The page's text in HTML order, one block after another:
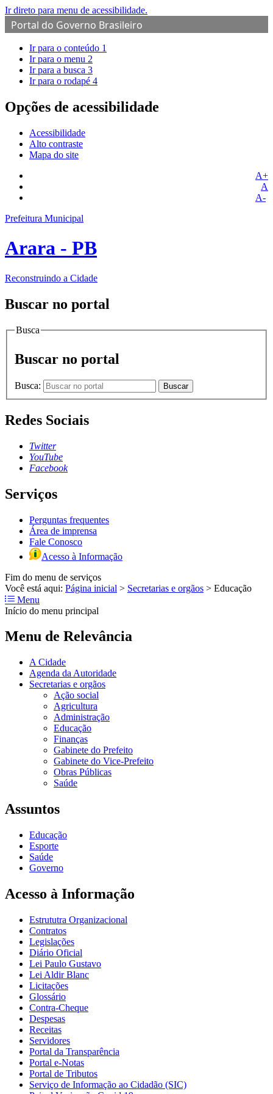
Ir direto para menu de acessibilidade.
Portal do Governo Brasileiro
Ir para o conteúdo 1
Ir para o menu 2
Ir para a busca 3
Ir para o rodapé 4
Opções de acessibilidade
Acessibilidade
Alto contraste
Mapa do site
A+
A
A-
Prefeitura Municipal
Arara - PB
Reconstruindo a Cidade
Buscar no portal
Busca
Buscar no portal
Busca: Buscar
Redes Sociais
Twitter
YouTube
Facebook
Serviços
Perguntas frequentes
Área de imprensa
Fale Conosco
Acesso à Informação
Fim do menu de serviços
Você está aqui: Página inicial > Secretarias e orgãos > Educação
Menu
Início do menu principal
Menu de Relevância
A Cidade
Agenda da Autoridade
Secretarias e orgãos
Ação social
Agricultura
Administração
Educação
Finanças
Gabinete do Prefeito
Gabinete do Vice-Prefeito
Obras Públicas
Saúde
Assuntos
Educação
Esporte
Saúde
Governo
Acesso à Informação
Estrututra Organizacional
Contratos
Legislações
Diário Oficial
Lei Paulo Gustavo
Lei Aldir Blanc
Licitações
Glossário
Contra-Cheque
Despesas
Receitas
Servidores
Portal da Transparência
Portal e-Notas
Portal de Tributos
Serviço de Informação ao Cidadão (SIC)